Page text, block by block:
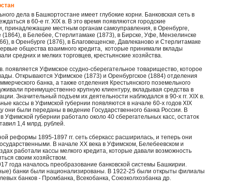
дела в Башкортостане имеет глубокие корни. Банковская сеть в
в 60-е гг. XIX в. В это время появляются городские
принадлежащие местным органам самоуправления, в Оренбурге,
(1864), в Белебее, Стерлитамаке (1873), в Бирске, Уфе, Мензелинске
в Оренбурге (1876), в Благовещенске, Давлеканово и Стерлитамаке
общества взаимного кредита, которые принимали вклады
средних и мелких торговцев, крестьянские хозяйства.
в. появляется Уфимское ссудно-сберегательное товарищество, которое
Открываются Уфимское (1873) и Оренбургское (1884) отделения
банка, а также отделения Крестьянского поземельного
преимущественно крупную клиентуру, вкладывая средства в
Значительный подъем их деятельности наблюдался в 90-х гг. XIX в.
кассы в Уфимской губернии появляются в начале 60-х годов XIX
они были переданы в ведение Государственного банка России. В
Уфимской губернии работало около 40 сберегательных касс, остаток
1,4 млрд. рублей.
реформы 1895-1897 гг. сеть сберкасс расширилась, и теперь они
В начале XX века в Уфимском, Белебеевском и
работали кассы мелкого кредита, которые давали возможность
своим хозяйством.
года началось преобразование банковской системы Башкирии.
банки были национализированы. В 1922-25 были открыты филиалы
банков - Промбанка, Всекобанка, Союзколхозбанка др.